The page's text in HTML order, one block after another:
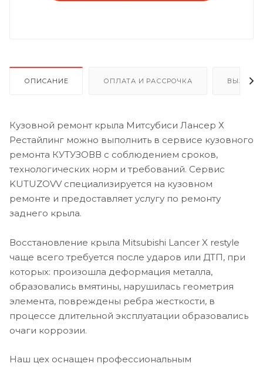
ОПИСАНИЕ ОПЛАТА И РАССРОЧКА ВЫЗОВ
Кузовной ремонт крыла Митсубиси Лансер Х
Рестайлинг можно выполнить в сервисе кузовного
ремонта КУТУЗОВВ с соблюдением сроков,
технологических норм и требований. Сервис
KUTUZOVV специализируется на кузовном
ремонте и предоставляет услугу по ремонту
заднего крыла.
Восстановление крыла Mitsubishi Lancer X restyle
чаще всего требуется после ударов или ДТП, при
которых: произошла деформация металла,
образовались вмятины, нарушилась геометрия
элемента, повреждены ребра жесткости, в
процессе длительной эксплуатации образовались
очаги коррозии.
Наш цех оснащен профессиональным